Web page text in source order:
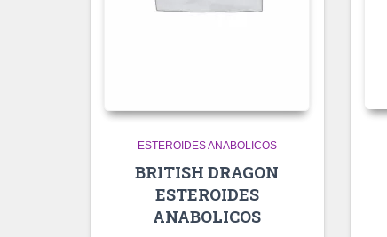
ESTEROIDES ANABOLICOS
BRITISH DRAGON
ESTEROIDES
ANABOLICOS